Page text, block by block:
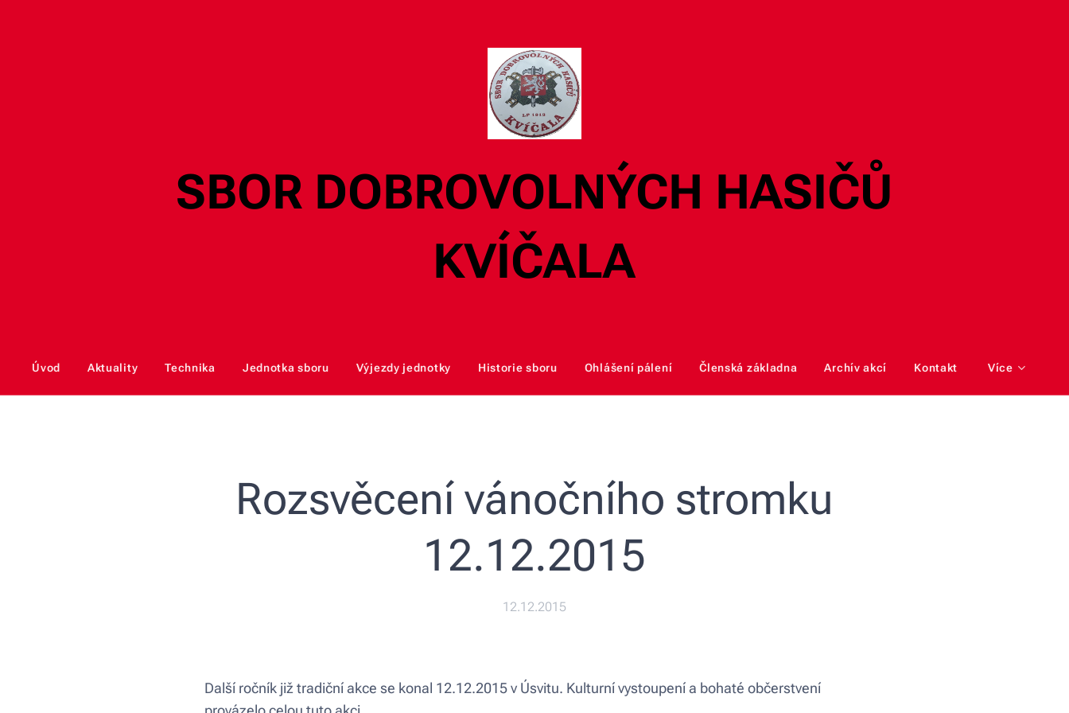
SBOR DOBROVOLNÝCH HASIČŮ
KVÍČALA
Úvod Aktuality Technika Jednotka sboru Výjezdy jednotky Historie sboru Ohlášení pálení Členská základna Archív akcí Kontakt Více
Rozsvěcení vánočního stromku
12.12.2015
12.12.2015
Další ročník již tradiční akce se konal 12.12.2015 v Úsvitu. Kulturní vystoupení a bohaté občerstvení